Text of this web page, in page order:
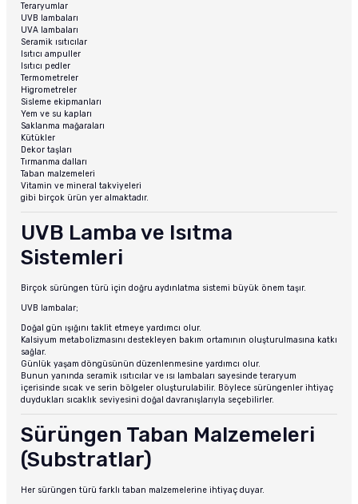
Teraryumlar
UVB lambaları
UVA lambaları
Seramik ısıtıcılar
Isıtıcı ampuller
Isıtıcı pedler
Termometreler
Higrometreler
Sisleme ekipmanları
Yem ve su kapları
Saklanma mağaraları
Kütükler
Dekor taşları
Tırmanma dalları
Taban malzemeleri
Vitamin ve mineral takviyeleri
gibi birçok ürün yer almaktadır.
UVB Lamba ve Isıtma
Sistemleri
Birçok sürüngen türü için doğru aydınlatma sistemi büyük önem taşır.
UVB lambalar;
Doğal gün ışığını taklit etmeye yardımcı olur.
Kalsiyum metabolizmasını destekleyen bakım ortamının oluşturulmasına katkı
sağlar.
Günlük yaşam döngüsünün düzenlenmesine yardımcı olur.
Bunun yanında seramik ısıtıcılar ve ısı lambaları sayesinde teraryum
içerisinde sıcak ve serin bölgeler oluşturulabilir. Böylece sürüngenler ihtiyaç
duydukları sıcaklık seviyesini doğal davranışlarıyla seçebilirler.
Sürüngen Taban Malzemeleri
(Substratlar)
Her sürüngen türü farklı taban malzemelerine ihtiyaç duyar.